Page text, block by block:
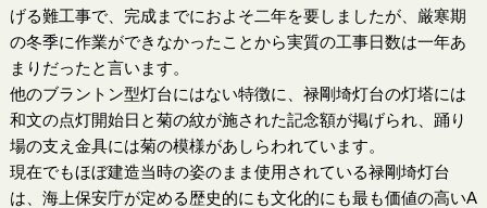
げる難工事で、完成までにおよそ二年を要しましたが、厳寒期
の冬季に作業ができなかったことから実質の工事日数は一年あ
まりだったと言います。
他のブラントン型灯台にはない特徴に、禄剛埼灯台の灯塔には
和文の点灯開始日と菊の紋が施された記念額が掲げられ、踊り
場の支え金具には菊の模様があしらわれています。
現在でもほぼ建造当時の姿のまま使用されている禄剛埼灯台
は、海上保安庁が定める歴史的にも文化的にも最も価値の高いA